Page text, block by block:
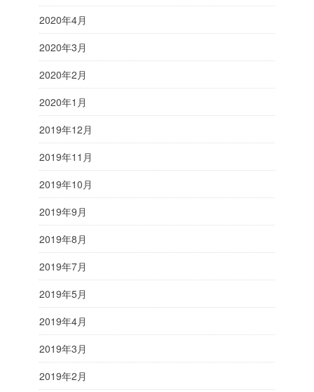
2020年4月
2020年3月
2020年2月
2020年1月
2019年12月
2019年11月
2019年10月
2019年9月
2019年8月
2019年7月
2019年5月
2019年4月
2019年3月
2019年2月